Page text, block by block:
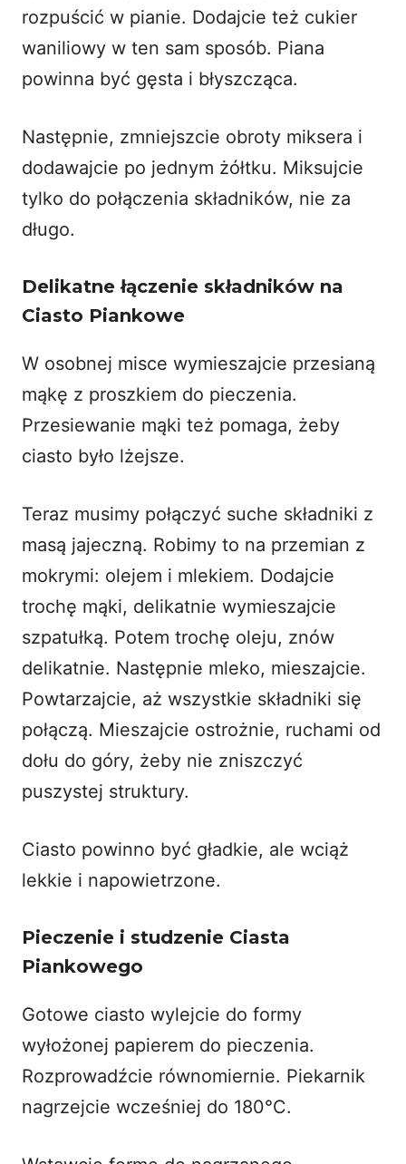
rozpuścić w pianie. Dodajcie też cukier
waniliowy w ten sam sposób. Piana
powinna być gęsta i błyszcząca.
Następnie, zmniejszcie obroty miksera i
dodawajcie po jednym żółtku. Miksujcie
tylko do połączenia składników, nie za
długo.
Delikatne łączenie składników na
Ciasto Piankowe
W osobnej misce wymieszajcie przesianą
mąkę z proszkiem do pieczenia.
Przesiewanie mąki też pomaga, żeby
ciasto było lżejsze.
Teraz musimy połączyć suche składniki z
masą jajeczną. Robimy to na przemian z
mokrymi: olejem i mlekiem. Dodajcie
trochę mąki, delikatnie wymieszajcie
szpatułką. Potem trochę oleju, znów
delikatnie. Następnie mleko, mieszajcie.
Powtarzajcie, aż wszystkie składniki się
połączą. Mieszajcie ostrożnie, ruchami od
dołu do góry, żeby nie zniszczyć
puszystej struktury.
Ciasto powinno być gładkie, ale wciąż
lekkie i napowietrzone.
Pieczenie i studzenie Ciasta
Piankowego
Gotowe ciasto wylejcie do formy
wyłożonej papierem do pieczenia.
Rozprowadźcie równomiernie. Piekarnik
nagrzejcie wcześniej do 180°C.